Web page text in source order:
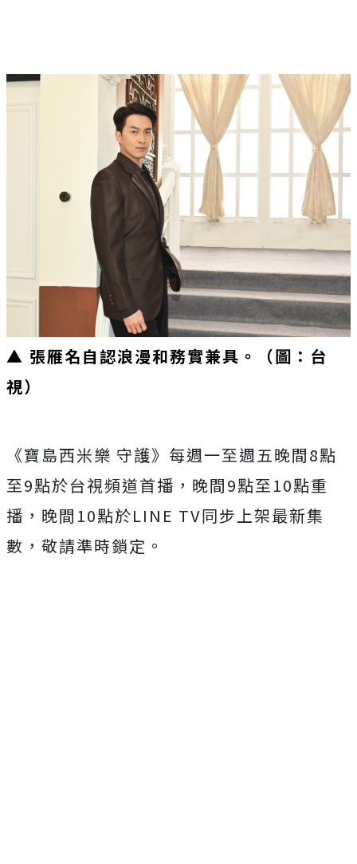
▲ 張雁名自認浪漫和務實兼具。（圖：台
視）
《寶島西米樂 守護》每週一至週五晚間8點
至9點於台視頻道首播，晚間9點至 10點重
播，晚間 10點於LINE TV同步上架最新集
數，敬請準時鎖定。